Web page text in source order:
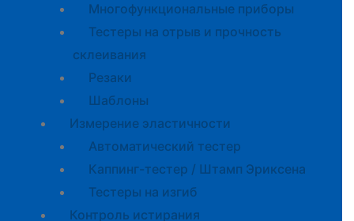
Многофункциональные приборы
Тестеры на отрыв и прочность
склеивания
Резаки
Шаблоны
Измерение эластичности
Автоматический тестер
Каппинг-тестер / Штамп Эриксена
Тестеры на изгиб
Контроль истирания